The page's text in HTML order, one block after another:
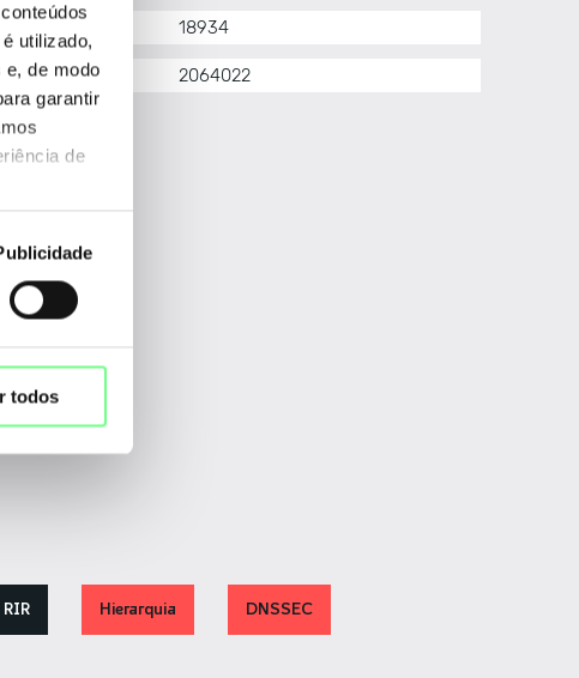
utilizado,
e, de modo
garantir
de
todos
18934
RIPE NCC 2064022
RIR Hierarquia DNSSEC